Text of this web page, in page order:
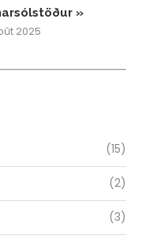
»
2025
(15)
(2)
(3)